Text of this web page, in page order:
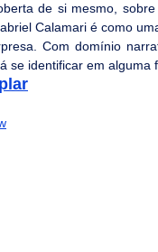
de si mesmo,
Calamari é como
Com domínio
se identificar em alguma